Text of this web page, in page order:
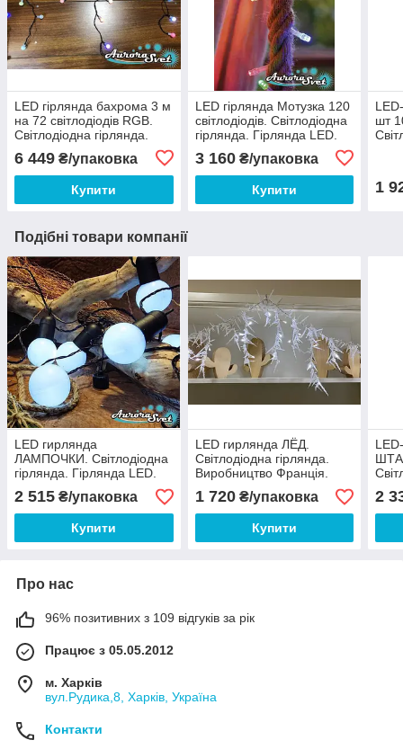
LED гірлянда бахрома 3 м
на 72 світлодіодів RGB.
Світлодіодна гірлянда.
6 449 ₴/упаковка
Купити
LED гірлянда Мотузка 120
світлодіодів. Світлодіодна
гірлянда. Гірлянда LED.
3 160₴/упаковка
Купити
шт
1
Подібні товари компанії
LED гирлянда
ЛАМПОЧКИ. Світлодіодна
гірлянда. Гірлянда LED.
2 515 ₴/упаковка
Купити
LED гирлянда ЛЁД.
Світлодіодна гірлянда.
Виробництво Франція.
1 720₴/упаковка
Купити
2
Про нас
96% позитивних з 109 відгуків за рік
Працює з 05.05.2012
м. Харків
вул.Рудика,8, Харків, Україна
Контакти